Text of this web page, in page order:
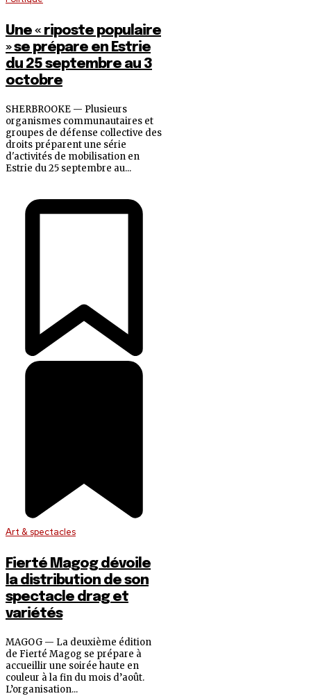
Une « riposte populaire
» se prépare en Estrie
du 25 septembre au 3
octobre
SHERBROOKE — Plusieurs
organismes communautaires et
groupes de défense collective des
droits préparent une série
d'activités de mobilisation en
Estrie du 25 septembre au...
Art & spectacles
Fierté Magog dévoile
la distribution de son
spectacle drag et
variétés
MAGOG — La deuxième édition
de Fierté Magog se prépare à
accueillir une soirée haute en
couleur à la fin du mois d’août.
L’organisation...